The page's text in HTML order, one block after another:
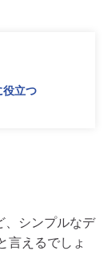
役立つ
、シンプルなデ
言えるでしょ